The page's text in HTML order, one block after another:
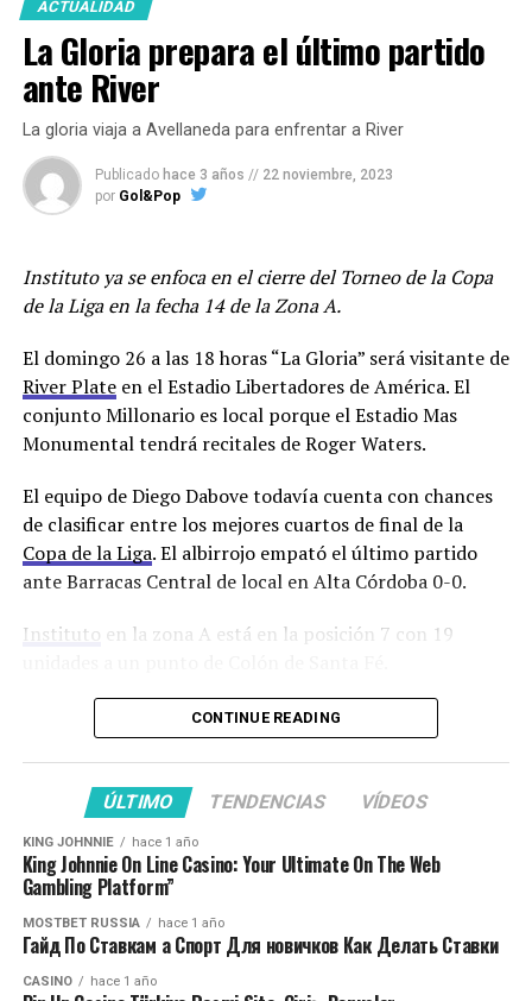
el club.
En cuanto a posibles refuerzos suenan Francisco
González Metilli e Iván Gómez de Estudiantes de La
Plata a quien le hicieron una oferta y fue rechazada por
el club pincharrata.
por el jugador de 26 años que jugó en Newells donde
disputó 42 partidos, marcó dos goles y dió dos
Además, el club de Barrio Alberdi oficializó la
continuidad de Franco Jara. El delantero de 35 años
continuará al menos hasta diciembre de 2024.
Los jugadores entrenarán este viernes en doble turno y
trabajarán en Villa Esquiú hasta el sábado 30 inclusive
cuando serán licenciados hasta después de las fiestas de
fin de año para encarar la parte más dura de la
pretemporada.
¡Franco Jara sigue!
renovó su contrato con
#Belgrano, hasta diciembre
de 2024.
¡Vamos por más,
Franco!#BelgranoVamos
pic.twitter.com/K3kPIwx2F
Q
ACTUALIDAD
La Gloria prepara el último partido
ante River
La gloria viaja a Avellaneda para enfrentar a River
Publicado hace 3 años // 22 noviembre, 2023
por Gol&Pop
Instituto ya se enfoca en el cierre del Torneo de la Copa
de la Liga en la fecha 14 de la Zona A.
El domingo 26 a las 18 horas “La Gloria” será visitante de
River Plateen el Estadio Libertadores de América. El
conjunto Millonario es local porque el Estadio Mas
Monumental tendrá recitales de Roger Waters.
El equipo de Diego Dabove todavía cuenta con chances
de clasificar entre los mejores cuartos de final de la
Copa de la Liga. El albirrojo empató el último partido
ante Barracas Central de local en Alta Córdoba 0-0.
Instituto en la zona A está en la posición 7 con 19
El técnico que recibió ofertas de Racing Club y del
Sporting Cristal de Perú luego de mantener a Instituto
en Primera confirmó a los medios de prensa luego de la
práctica abierta que seguirá siendo el técnico de la
Federico Bessone para diagramar la pretemporada y
buscar lugar de trabajo.
Dabove no podrá contar en el partido ante el Millonario
distensión.
CONTINUE READING
ÚLTIMO TENDENCIAS VÍDEOS
KING JOHNNIE hace 1 año
King Johnnie On Line Casino: Your Ultimate On The Web
Gambling Platform”
MOSTBET RUSSIA hace 1 año
Гайд По Ставкам а Спорт Для новичков Как Делать Ставки
CASINO hace 1 año